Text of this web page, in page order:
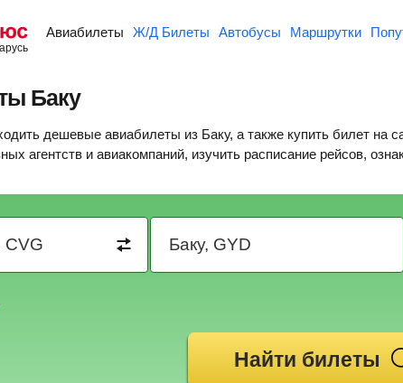
Авиабилеты Ж/Д Билеты Автобусы Маршрутки
Баку
дешевые авиабилеты из Баку, а также купить билет на
агентств и авиакомпаний, изучить расписание рейсов,
Найти билеты